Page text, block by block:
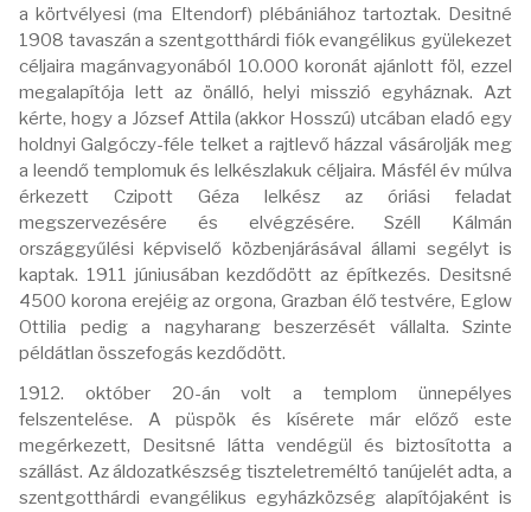
a körtvélyesi (ma Eltendorf) plébániához tartoztak. Desitné
1908 tavaszán a szentgotthárdi fiók evangélikus gyülekezet
céljaira magánvagyonából 10.000 koronát ajánlott föl, ezzel
megalapítója lett az önálló, helyi misszió egyháznak. Azt
kérte, hogy a József Attila (akkor Hosszú) utcában eladó egy
holdnyi Galgóczy-féle telket a rajtlevő házzal vásárolják meg
a leendő templomuk és lelkészlakuk céljaira. Másfél év múlva
érkezett Czipott Géza lelkész az óriási feladat
megszervezésére és elvégzésére. Széll Kálmán
országgyűlési képviselő közbenjárásával állami segélyt is
kaptak. 1911 júniusában kezdődött az építkezés. Desitsné
4500 korona erejéig az orgona, Grazban élő testvére, Eglow
Ottilia pedig a nagyharang beszerzését vállalta. Szinte
példátlan összefogás kezdődött.
1912. október 20-án volt a templom ünnepélyes
felszentelése. A püspök és kísérete már előző este
megérkezett, Desitsné látta vendégül és biztosította a
szállást. Az áldozatkészség tiszteletreméltó tanújelét adta, a
szentgotthárdi evangélikus egyházközség alapítójaként is